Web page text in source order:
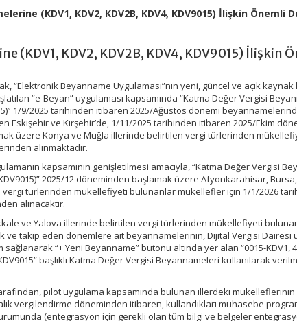
(KDV1, KDV2, KDV2B, KDV4, KDV9015) İlişkin Önemli
(KDV1, KDV2, KDV2B, KDV4, KDV9015) İlişkin
“Elektronik Beyanname Uygulaması”nın yeni, güncel ve açık kaynak
“e-Beyan” uygulaması kapsamında “Katma Değer Vergisi
1/9/2025 tarihinden itibaren 2025/Ağustos dönemi
Eskişehir ve Kırşehir’de, 1/11/2025 tarihinden itibaren 2025/Ekim
üzere Konya ve Muğla illerinde belirtilen vergi türlerinden
alınmaktadır.
kapsamının genişletilmesi amacıyla, “Katma Değer Vergisi
KDV9015)” 2025/12 döneminden başlamak üzere Afyonkarahisar, Bursa,
türlerinden mükellefiyeti bulunanlar mükellefler için 1/1/2026
alınacaktır.
ve Yalova illerinde belirtilen vergi türlerinden mükellefiyeti
ve takip eden dönemlere ait beyannamelerinin, Dijital Vergisi Dairesi
“+ Yeni Beyanname” butonu altında yer alan “0015-KDV1,
başlıklı Katma Değer Vergisi Beyannameleri kullanılarak
pilot uygulama kapsamında bulunan illerdeki mükelleflerinin
vergilendirme döneminden itibaren, kullandıkları muhasebe
(entegrasyon için gerekli olan tüm bilgi ve belgeler